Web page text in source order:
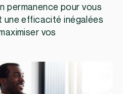
permanence pour vous
efficacité inégalées
vos